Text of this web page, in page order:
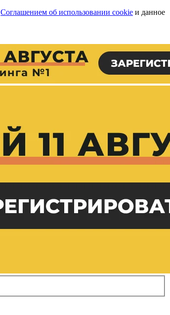
Соглашением об использовании cookie и данное